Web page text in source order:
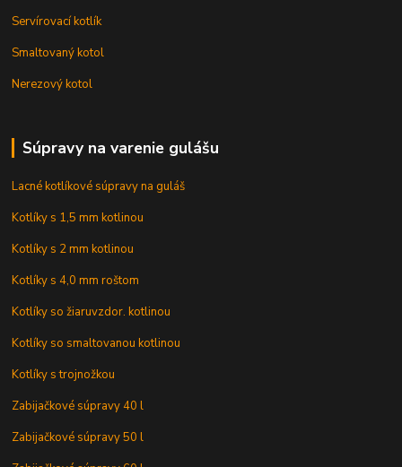
Servírovací kotlík
Smaltovaný kotol
Nerezový kotol
Súpravy na varenie gulášu
Lacné kotlíkové súpravy na guláš
Kotlíky s 1,5 mm kotlinou
Kotlíky s 2 mm kotlinou
Kotlíky s 4,0 mm roštom
Kotlíky so žiaruvzdor. kotlinou
Kotlíky so smaltovanou kotlinou
Kotlíky s trojnožkou
Zabijačkové súpravy 40 l
Zabijačkové súpravy 50 l